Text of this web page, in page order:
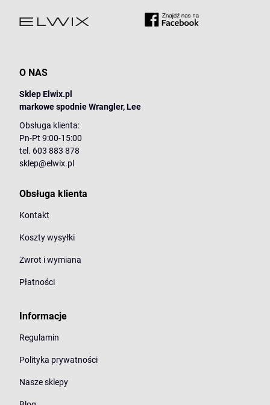
O NAS
Sklep Elwix.pl
markowe spodnie Wrangler, Lee
Obsługa klienta:
Pn-Pt 9:00-15:00
tel. 603 883 878
sklep@elwix.pl
Obsługa klienta
Kontakt
Koszty wysyłki
Zwrot i wymiana
Płatności
Informacje
Regulamin
Polityka prywatności
Nasze sklepy